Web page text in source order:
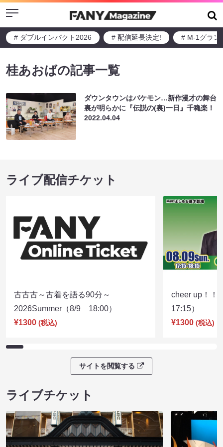
Menu
# ダブルインパクト2026 # 配信延長決定! # M-1グラン
桂あおばの記事一覧
ダウンタウンはバケモン…新作漫才の舞台
裏が明らかに『伝説の(裏)一日』千穐楽！
2022.04.04
ライブ配信チケット
古古古～古着を語る90分～
2026Summer（8/9 18:00）
¥1300 (税込)
cheer up！
17:15）
¥1300 (税込)
サイトを閲覧する
ライブチケット